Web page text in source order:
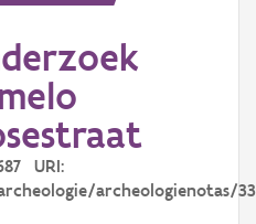
URI:
archeologienotas/